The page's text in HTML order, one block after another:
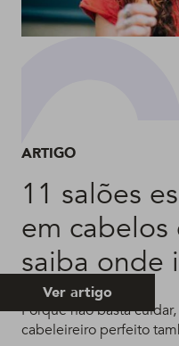
ARTIGO
11 salões
em cabelos
saiba onde
Porque não basta
cabeleireiro perfeito
Ver artigo